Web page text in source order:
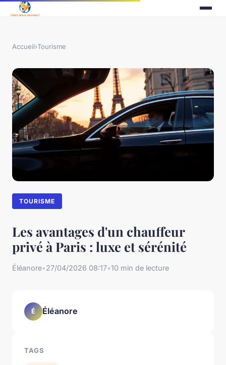
Accueil›Tourisme
TOURISME
Les avantages d'un chauffeur
privé à Paris : luxe et sérénité
Éléanore•27/04/2026 08:17•10 min de lecture
É Éléanore
TAGS